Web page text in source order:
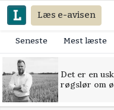
Læs e-avisen
Seneste Mest læste
Det er en
røgslør om